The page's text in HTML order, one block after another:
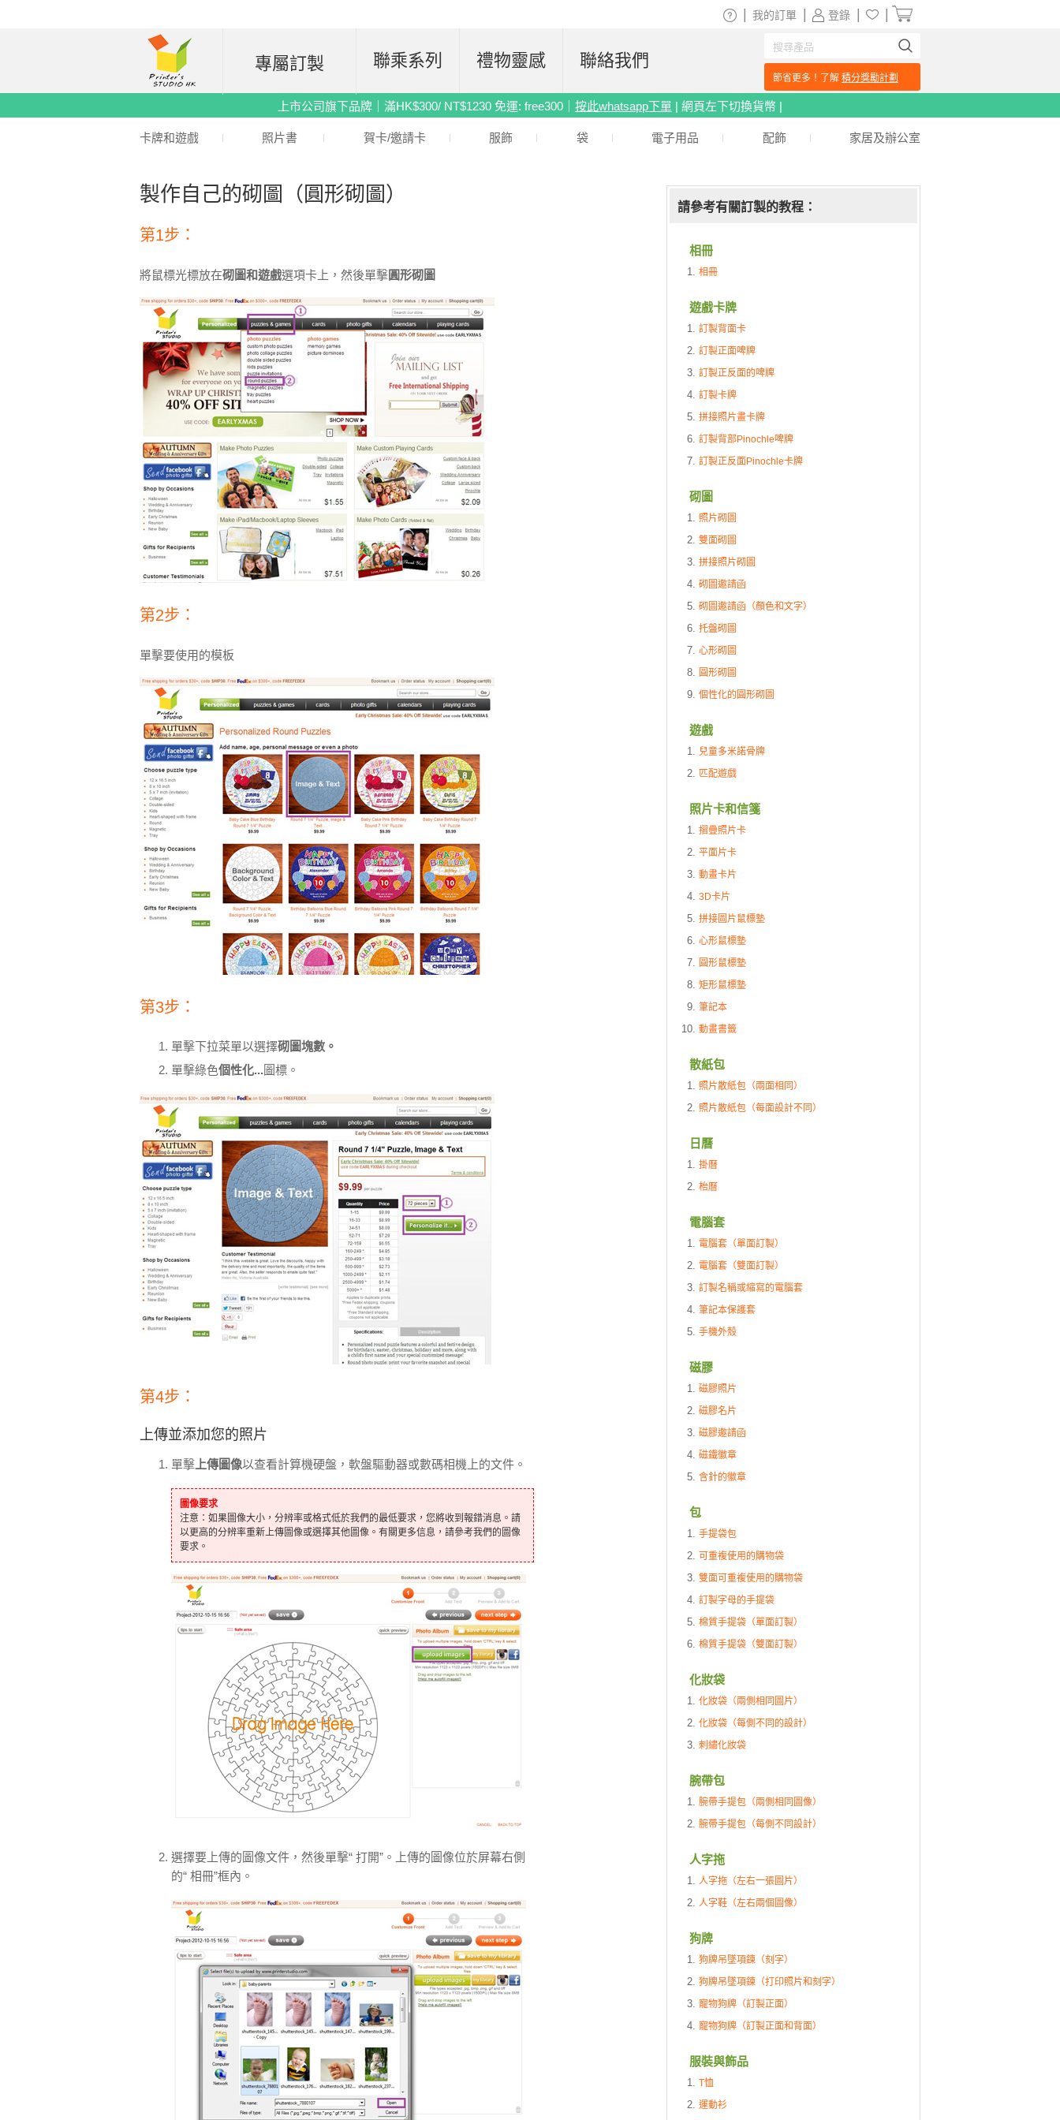
請參考有關訂製的教程：
相冊
相冊
遊戲卡牌
訂製背面卡
訂製正面啤牌
訂製正反面的啤牌
訂製卡牌
拼接照片畫卡牌
訂製背部Pinochle啤牌
訂製正反面Pinochle卡牌
砌圖
照片砌圖
雙面砌圖
拼接照片砌圖
砌圖邀請函
砌圖邀請函（顏色和文字）
托盤砌圖
心形砌圖
圓形砌圖
個性化的圓形砌圖
遊戲
兒童多米諾骨牌
匹配遊戲
照片卡和信箋
摺疊照片卡
平面片卡
動畫卡片
3D卡片
拼接圖片鼠標墊
心形鼠標墊
圓形鼠標墊
矩形鼠標墊
筆記本
動畫書籤
散紙包
照片散紙包（兩面相同）
照片散紙包（每面設計不同）
日曆
掛曆
枱曆
電腦套
電腦套（單面訂製）
電腦套（雙面訂製）
訂製名稱或縮寫的電腦套
筆記本保護套
手機外殼
磁膠
磁膠照片
磁膠名片
磁膠邀請函
磁鐵徽章
含針的徽章
包
手提袋包
可重複使用的購物袋
雙面可重複使用的購物袋
訂製字母的手提袋
棉質手提袋（單面訂製）
棉質手提袋（雙面訂製）
化妝袋
化妝袋（兩側相同圖片）
化妝袋（每側不同的設計）
刺繡化妝袋
腕帶包
腕帶手提包（兩側相同圖像）
腕帶手提包（每側不同設計）
人字拖
人字拖（左右一張圖片）
人字鞋（左右兩個圖像）
狗牌
狗牌吊墜項鍊（刻字）
狗牌吊墜項鍊（打印照片和刻字）
寵物狗牌（訂製正面）
寵物狗牌（訂製正面和背面）
服裝與飾品
T恤
運動衫
製作自己的砌圖（圓形砌圖）
第1步：
將鼠標光標放在砌圖和遊戲選項卡上，然後單擊圓形砌圖
第2步：
單擊要使用的模板
第3步：
單擊下拉菜單以選擇砌圖塊數。
單擊綠色個性化... 圖標。
第4步：
上傳並添加您的照片
單擊 上傳圖像以查看計算機硬盤，軟盤驅動器或數碼相機上的文件。
圖像要求
注意：如果圖像大小，分辨率或格式低於我們的最低要求，您將收到報錯消息。請
以更高的分辨率重新上傳圖像或選擇其他圖像。有關更多信息，請參考我們的圖像
要求。
選擇要上傳的圖像文件，然後單擊“ 打開”。上傳的圖像位於屏幕右側
的“ 相冊”框內。
登錄
我的訂單
專屬訂製 聯乘系列 禮物靈感 聯絡我們
節省更多！了解 積分獎勵計劃
上市公司旗下品牌｜滿HK$300/ NT$1230 免運: free300｜ 按此whatsapp下單 | 網頁左下切換貨幣 |
卡牌和遊戲 照片書 賀卡/邀請卡 服飾 袋 電子用品 配飾 家居及辦公室